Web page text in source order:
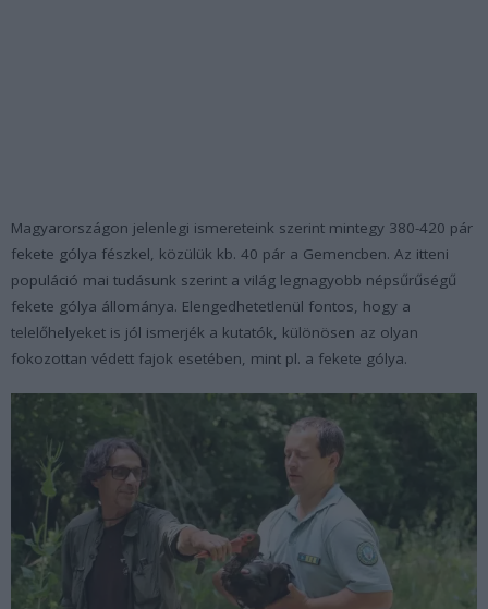
Magyarországon jelenlegi ismereteink szerint mintegy 380-420 pár
fekete gólya fészkel, közülük kb. 40 pár a Gemencben. Az itteni
populáció mai tudásunk szerint a világ legnagyobb népsűrűségű
fekete gólya állománya. Elengedhetetlenül fontos, hogy a
telelőhelyeket is jól ismerjék a kutatók, különösen az olyan
fokozottan védett fajok esetében, mint pl. a fekete gólya.